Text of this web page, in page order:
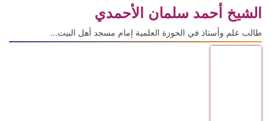
الشيخ أحمد سلمان الأحمدي
طالب علم وأستاذ في الحوزة العلمية إمام مسجد أهل البيت...